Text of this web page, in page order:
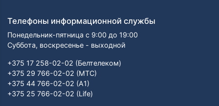
Телефоны информационной службы
Понедельник-пятница с 9:00 до 19:00
Суббота, воскресенье - выходной
+375 17 258-02-02 (Белтелеком)
+375 29 766-02-02 (МТС)
+375 44 766-02-02 (А1)
+375 25 766-02-02 (Life)